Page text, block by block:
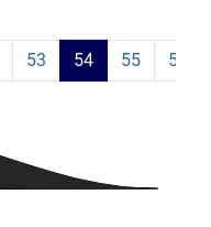
53 54 55 56